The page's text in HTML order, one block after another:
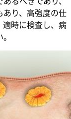
あり、高強度の仕
適時に検査し、病